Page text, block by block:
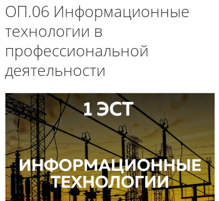
ОП.06 Информационные
технологии в
профессиональной
деятельности